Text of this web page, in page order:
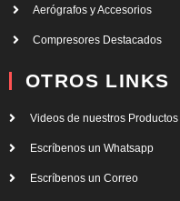
Aerógrafos y Accesorios
Compresores Destacados
OTROS LINKS
Videos de nuestros Productos
Escríbenos un Whatsapp
Escríbenos un Correo